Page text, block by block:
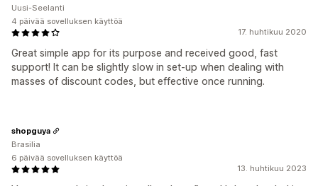
17. huhtikuu 2020
Great simple app for its purpose and received good, fast
support! It can be slightly slow in set-up when dealing with
masses of discount codes, but effective once running.
Uusi-Seelanti
4 päivää sovelluksen käyttöä
13. huhtikuu 2023
shopguya
Brasilia
6 päivää sovelluksen käyttöä